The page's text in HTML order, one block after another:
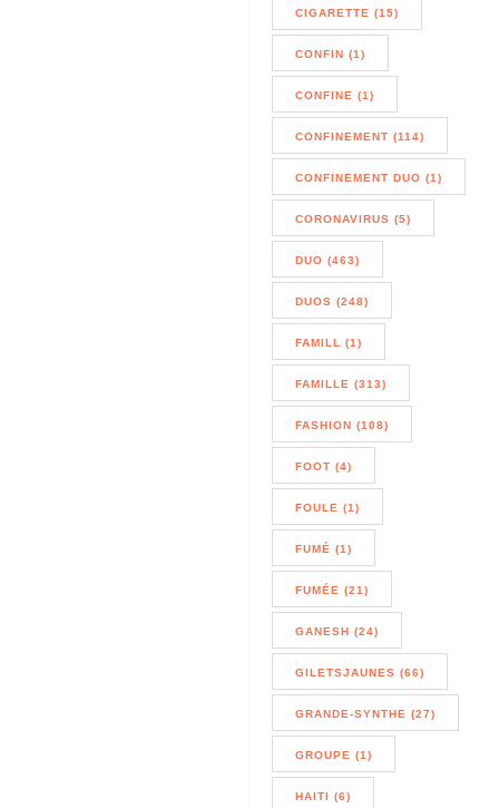
CIGARETTE (15)
CONFIN (1)
CONFINE (1)
CONFINEMENT (114)
CONFINEMENT DUO (1)
CORONAVIRUS (5)
DUO (463)
DUOS (248)
FAMILL (1)
FAMILLE (313)
FASHION (108)
FOOT (4)
FOULE (1)
FUMÉ (1)
FUMÉE (21)
GANESH (24)
GILETSJAUNES (66)
GRANDE-SYNTHE (27)
GROUPE (1)
HAITI (6)